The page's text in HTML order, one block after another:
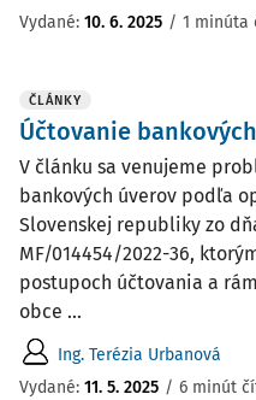
Vydané: 10. 6. 2025 / 1 minúta
ČLÁNKY
Účtovanie
V článku sa venujeme
bankových úverov podľa
Slovenskej republiky zo
MF/014454/2022-36,
postupoch účtovania a
obce ...
Ing. Terézia Urbanová
Vydané: 11. 5. 2025 / 6 minút